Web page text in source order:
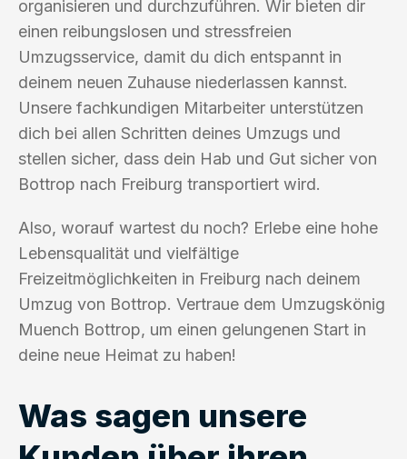
organisieren und durchzuführen. Wir bieten dir
einen reibungslosen und stressfreien
Umzugsservice, damit du dich entspannt in
deinem neuen Zuhause niederlassen kannst.
Unsere fachkundigen Mitarbeiter unterstützen
dich bei allen Schritten deines Umzugs und
stellen sicher, dass dein Hab und Gut sicher von
Bottrop nach Freiburg transportiert wird.
Also, worauf wartest du noch? Erlebe eine hohe
Lebensqualität und vielfältige
Freizeitmöglichkeiten in Freiburg nach deinem
Umzug von Bottrop. Vertraue dem Umzugskönig
Muench Bottrop, um einen gelungenen Start in
deine neue Heimat zu haben!
Was sagen unsere